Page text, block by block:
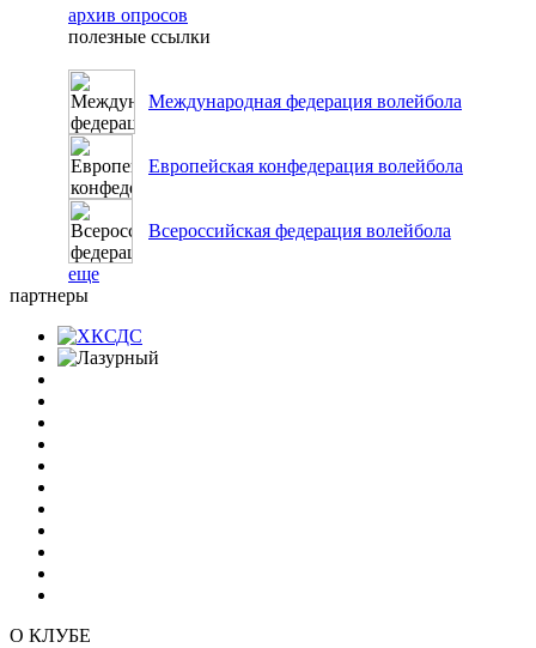
архив опросов
полезные ссылки
Международная федерация волейбола
Европейская конфедерация волейбола
Всероссийская федерация волейбола
еще
партнеры
О КЛУБЕ